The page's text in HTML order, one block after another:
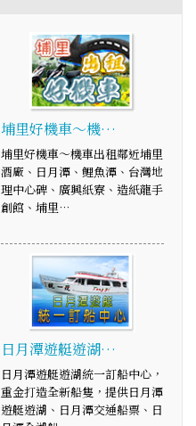
埔里好機車～機…
埔里好機車～機車出租鄰近埔里
酒廠、日月潭、鯉魚潭、台灣地
理中心碑、廣興紙寮、造紙龍手
創館、埔里…
日月潭遊艇遊湖…
日月潭遊艇遊湖統一訂船中心，
重金打造全新船隻，提供日月潭
遊艇遊湖、日月潭交通船票、日